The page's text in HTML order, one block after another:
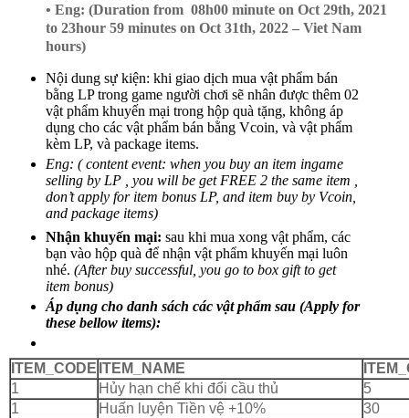
• Eng: (Duration from 08h00 minute on Oct 29th, 2021
to 23hour 59 minutes on Oct 31th, 2022 – Viet Nam
hours)
Nội dung sự kiện: khi giao dịch mua vật phẩm bán
bằng LP trong game người chơi sẽ nhân được thêm 02
vật phẩm khuyến mại trong hộp quà tặng, không áp
dụng cho các vật phẩm bán bằng Vcoin, và vật phẩm
kèm LP, và package items.
Eng: ( content event: when you buy an item ingame
selling by LP , you will be get FREE 2 the same item ,
don’t apply for item bonus LP, and item buy by Vcoin,
and package items)
Nhận khuyến mại: sau khi mua xong vật phẩm, các
bạn vào hộp quà để nhận vật phẩm khuyến mại luôn
nhé. (After buy successful, you go to box gift to get
item bonus)
Áp dụng cho danh sách các vật phẩm sau (Apply for
these bellow items):
ITEM_CODE ITEM_NAME
1
Hủy hạn chế khi đổi cầu thủ
5
1
Huấn luyện Tiền vệ +10%
30